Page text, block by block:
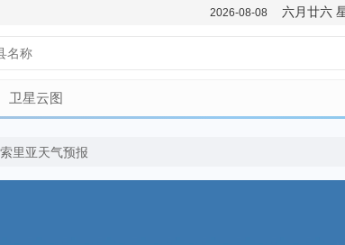
2026-08-08 六月廿六
卫星云图
索里亚天气预报